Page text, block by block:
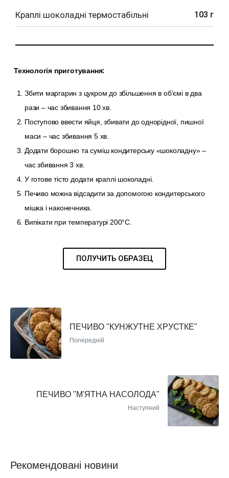
Краплі шоколадні термостабільні 103 г
Технологія приготування:
Збити маргарин з цукром до збільшення в об’ємі в два
рази – час збивання 10 хв.
Поступово ввести яйця, збивати до однорідної, пишної
маси – час збивання 5 хв.
Додати борошно та суміш кондитерську «шоколадну» –
час збивання 3 хв.
У готове тісто додати краплі шоколадні.
Печиво можна відсадити за допомогою кондитерського
мішка і наконечника.
Випікати при температурі 200°С.
ПОЛУЧИТЬ ОБРАЗЕЦ
ПЕЧИВО "КУНЖУТНЕ ХРУСТКЕ"
Попередній
ПЕЧИВО "М'ЯТНА НАСОЛОДА"
Наступний
Рекомендовані новини